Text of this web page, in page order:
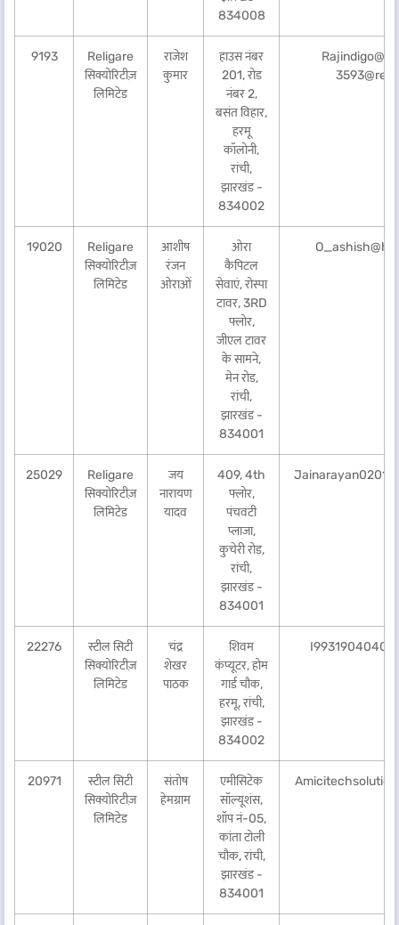
834008
9193
Religare
सिक्योरिटीज़
लिमिटेड
राजेश
कुमार
हाउस नंबर
201, रोड
नंबर 2,
बसंत विहार,
हरमू
कॉलोनी,
रांची,
झारखंड -
834002
19020
Religare
सिक्योरिटीज़
लिमिटेड
आशीष
रंजन
ओराओं
ओरा
कैपिटल
सेवाएं, रोस्पा
टावर, 3RD
फ्लोर,
जीएल टावर
के सामने,
मेन रोड,
रांची,
झारखंड -
834001
25029
Religare
सिक्योरिटीज़
लिमिटेड
जय
नारायण
यादव
409, 4th
फ्लोर,
पंचवटी
प्लाजा,
कुचेरी रोड,
रांची,
झारखंड -
834001
22276
स्टील सिटी
सिक्योरिटीज़
लिमिटेड
चंद्र
शेखर
पाठक
शिवम
कंप्यूटर, होम
गार्ड चौक,
हरमू, रांची,
झारखंड -
834002
20971
स्टील सिटी
सिक्योरिटीज़
लिमिटेड
संतोष
हेमग्राम
एमीसिटेक
सॉल्यूशंस,
शॉप नं-05,
कांता टोली
चौक, रांची,
झारखंड -
834001